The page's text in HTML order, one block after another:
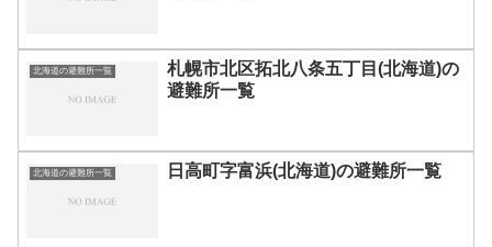
北海道の避難所一覧
札幌市北区拓北八条五丁目(北海道)の
避難所一覧
北海道の避難所一覧 日高町字富浜(北海道)の避難所一覧